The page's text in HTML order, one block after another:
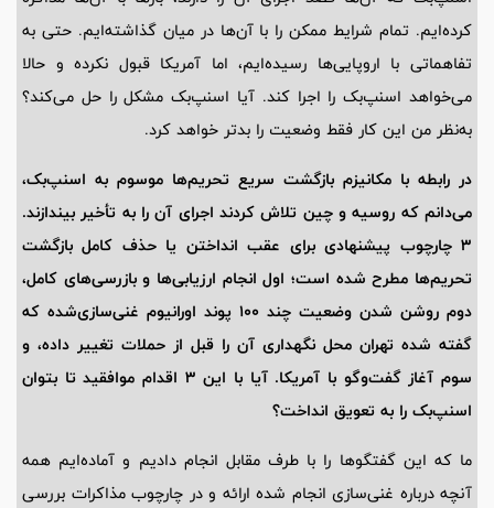
کرده‌ایم. تمام شرایط ممکن را با آن‌ها در میان گذاشته‌ایم. حتی به
تفاهماتی با اروپایی‌ها رسیده‌ایم، اما آمریکا قبول نکرده و حالا
می‌خواهد اسنپ‌بک را اجرا کند. آیا اسنپ‌بک مشکل را حل می‌کند؟
به‌نظر من این کار فقط وضعیت را بدتر خواهد کرد.
در رابطه با مکانیزم بازگشت سریع تحریم‌ها موسوم به اسنپ‌بک،
می‌دانم که روسیه و چین تلاش کردند اجرای آن را به تأخیر بیندازند.
3 چارچوب پیشنهادی برای عقب انداختن یا حذف کامل بازگشت
تحریم‌ها مطرح شده است؛ اول انجام ارزیابی‌ها و بازرسی‌های کامل،
دوم روشن شدن وضعیت چند 100 پوند اورانیوم غنی‌سازی‌شده که
گفته شده تهران محل نگهداری آن را قبل از حملات تغییر داده، و
سوم آغاز گفت‌وگو با آمریکا. آیا با این 3 اقدام موافقید تا بتوان
اسنپ‌بک را به تعویق انداخت؟
ما که این گفتگوها را با طرف مقابل انجام دادیم و آماده‌ایم همه
آنچه درباره غنی‌سازی انجام شده ارائه و در چارچوب مذاکرات بررسی